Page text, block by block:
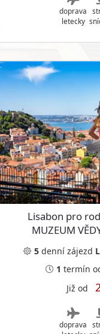
doprava
letecky
Lisabon pro
MUZEUM
5 denní zájezd
1 termín
Již od
doprava